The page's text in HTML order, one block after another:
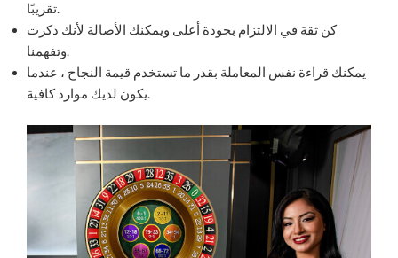
تقريبًا.
كن ثقة في الالتزام بجودة أعلى ويمكنك الأصالة لأنك ذكرت
وتفهمنا.
يمكنك قراءة نفس المعاملة بقدر ما تستخدم قيمة النجاح ، عندما
يكون لديك موارد كافية.